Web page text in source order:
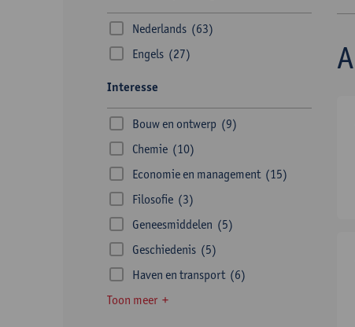
‌Nederlands (63)
Engels (27)
Interesse
Bouw en ontwerp (9)
Chemie (10)
Economie en management (15)
Filosofie (3)
Geneesmiddelen (5)
Geschiedenis (5)
Haven en transport (6)
Toon meer